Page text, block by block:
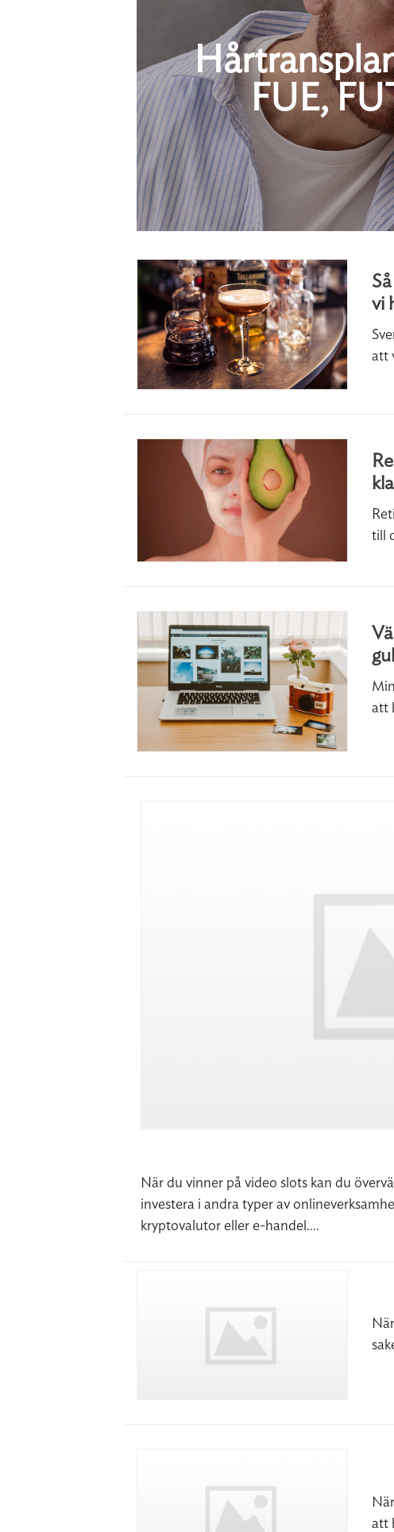
FUE,
vi
att
till
att
När du vinner på video slots kan du
investera i andra typer av
kryptovalutor eller e-handel....
att